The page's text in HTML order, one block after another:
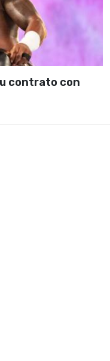
contrato con